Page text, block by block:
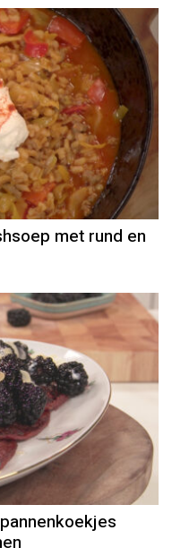
met rund en